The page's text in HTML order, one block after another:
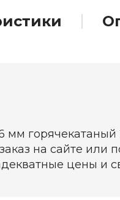
мм
на сайте или
цены и